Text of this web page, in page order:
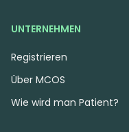
UNTERNEHMEN
Registrieren
Über MCOS
Wie wird man Patient?